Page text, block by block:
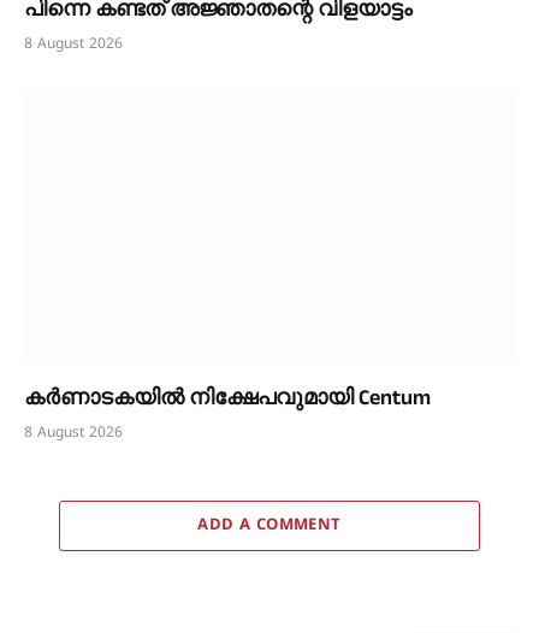
പിന്നെ കണ്ടത് അജ്ഞാതന്റെ വിളയാട്ടം
8 August 2026
കർണാടകയിൽ നിക്ഷേപവുമായി Centum
8 August 2026
ADD A COMMENT